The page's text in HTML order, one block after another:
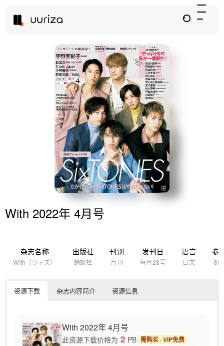
With 2022年 4月号
杂志名称
With（ウィズ）
出版社
講談社
刊别
月刊
发刊日
每月28号
语言
日文
参
资源下载 杂志内容简介 资源信息
With 2022年 4月号
此资源下载价格为 2 PB 需购买 · VIP免费